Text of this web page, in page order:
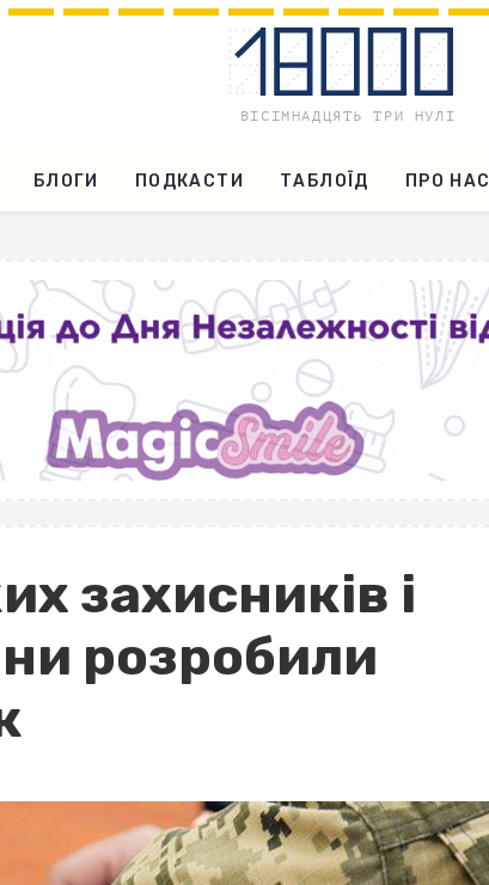
БЛОГИ ПОДКАСТИ ТАБЛОЇД ПРО НАС
захисників і
розробили